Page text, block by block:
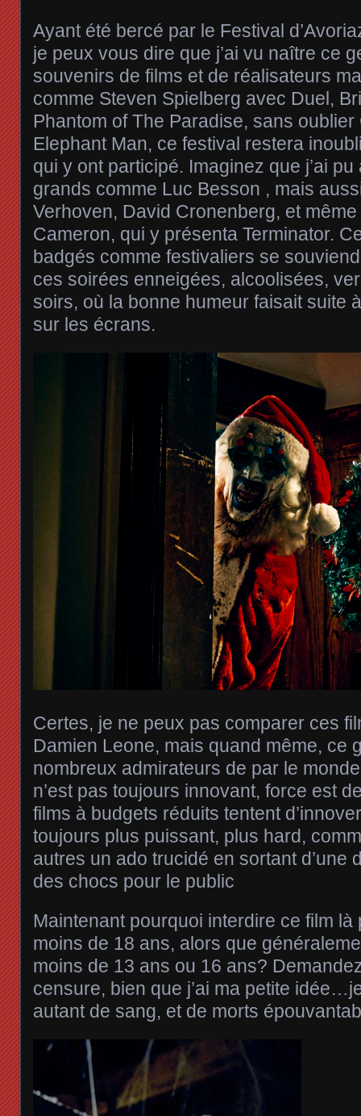
Ayant été bercé par le Festival
je peux vous dire que j’ai vu naître ce
souvenirs de films et de réalisateurs
comme Steven Spielberg avec Duel,
Phantom of The Paradise, sans
Elephant Man, ce festival restera
qui y ont participé. Imaginez que j’ai
grands comme Luc Besson , mais
Verhoven, David Cronenberg, et
Cameron, qui y présenta Terminator.
badgés comme festivaliers se
ces soirées enneigées, alcoolisées,
soirs, où la bonne humeur faisait suite
sur les écrans.
Certes, je ne peux pas comparer ces
Damien Leone, mais quand même, ce
nombreux admirateurs de par le
n’est pas toujours innovant, force est
films à budgets réduits tentent
toujours plus puissant, plus hard,
autres un ado trucidé en sortant d’une
des chocs pour le public
Maintenant pourquoi interdire ce film là
moins de 18 ans, alors que
moins de 13 ans ou 16 ans?
censure, bien que j’ai ma petite
autant de sang, et de morts